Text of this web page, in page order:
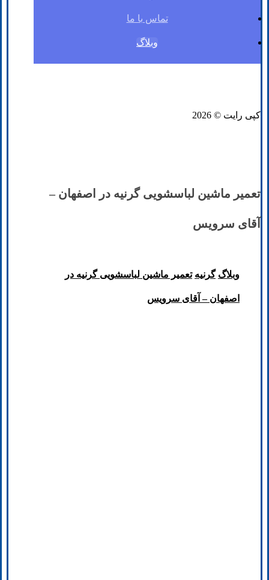
تماس با ما
وبلاگ
کپی رایت © 2026
تعمیر ماشین لباسشویی گرنیه در اصفهان –
آقای سرویس
وبلاگ گرنیه تعمیر ماشین لباسشویی گرنیه در
اصفهان – آقای سرویس